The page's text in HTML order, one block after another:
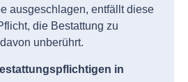
ausgeschlagen, entfällt diese
die Bestattung zu
unberührt.
in